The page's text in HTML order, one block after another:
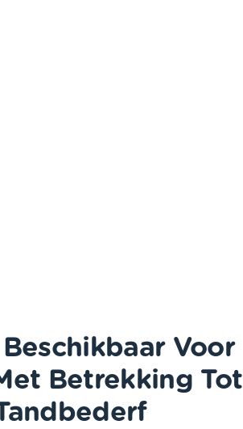
Voor
Betrekking Tot